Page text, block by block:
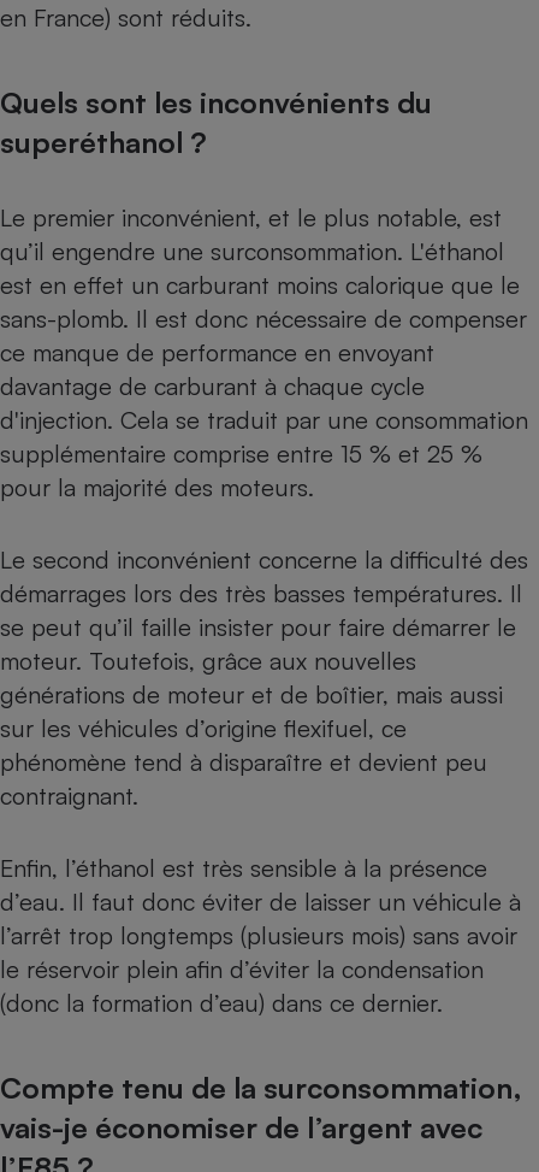
en France) sont réduits.
Quels sont les inconvénients du
superéthanol ?
Le premier inconvénient, et le plus notable, est
qu’il engendre une surconsommation. L'éthanol
est en effet un carburant moins calorique que le
sans-plomb. Il est donc nécessaire de compenser
ce manque de performance en envoyant
davantage de carburant à chaque cycle
d'injection. Cela se traduit par une consommation
supplémentaire comprise entre 15 % et 25 %
pour la majorité des moteurs.
Le second inconvénient concerne la difficulté des
démarrages lors des très basses températures. Il
se peut qu’il faille insister pour faire démarrer le
moteur. Toutefois, grâce aux nouvelles
générations de moteur et de boîtier, mais aussi
sur les véhicules d’origine flexifuel, ce
phénomène tend à disparaître et devient peu
contraignant.
Enfin, l’éthanol est très sensible à la présence
d’eau. Il faut donc éviter de laisser un véhicule à
l’arrêt trop longtemps (plusieurs mois) sans avoir
le réservoir plein afin d’éviter la condensation
(donc la formation d’eau) dans ce dernier.
Compte tenu de la surconsommation,
vais-je économiser de l’argent avec